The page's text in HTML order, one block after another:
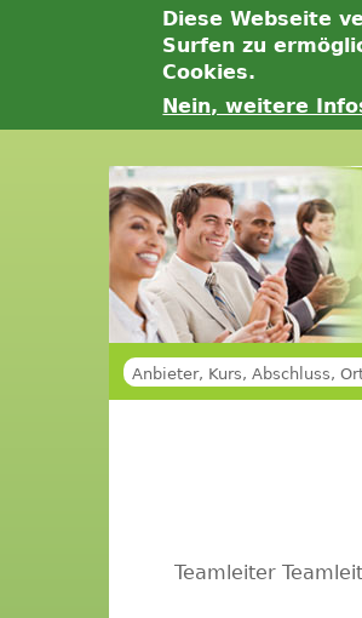
Diese Webseite
Surfen zu
Cookies.
Nein, weitere
Suche
Teamleiter